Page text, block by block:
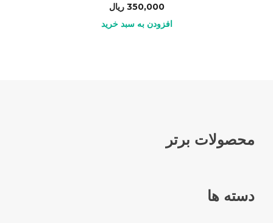
350,000 ریال
افزودن به سبد خرید
محصولات برتر
دسته ها